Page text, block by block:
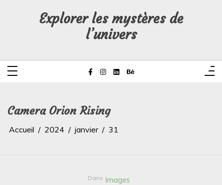
Explorer les mystères de
l’univers
Camera Orion Rising
Accueil 2024 janvier 31
Dans Images